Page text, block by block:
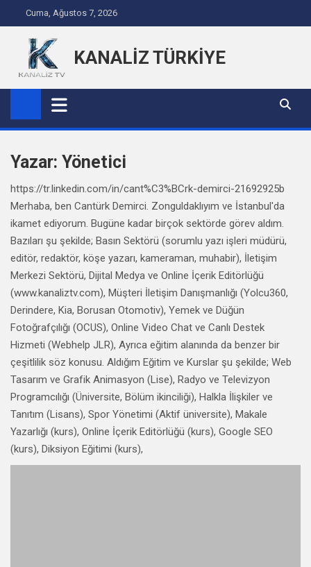
Skip to content
Cuma, Ağustos 7, 2026
KANALİZ TÜRKİYE
Yazar: Yönetici
https://tr.linkedin.com/in/cant%C3%BCrk-demirci-21692925b
Merhaba, ben Cantürk Demirci. Zonguldaklıyım ve İstanbul'da
ikamet ediyorum. Bugüne kadar birçok sektörde görev aldım.
Bazıları şu şekilde; Basın Sektörü (sorumlu yazı işleri müdürü,
editör, redaktör, köşe yazarı, kameraman, muhabir), İletişim
Merkezi Sektörü, Dijital Medya ve Online İçerik Editörlüğü
(www.kanaliztv.com), Müşteri İletişim Danışmanlığı (Yolcu360,
Derindere, Kia, Borusan Otomotiv), Yemek ve Düğün
Fotoğrafçılığı (OCUS), Online Video Chat ve Canlı Destek
Hizmeti (Webhelp JLR), Ayrıca eğitim alanında da benzer bir
çeşitlilik söz konusu. Aldığım Eğitim ve Kurslar şu şekilde; Web
Tasarım ve Grafik Animasyon (Lise), Radyo ve Televizyon
Programcılığı (Üniversite, Bölüm ikinciliği), Halkla İlişkiler ve
Tanıtım (Lisans), Spor Yönetimi (Aktif üniversite), Makale
Yazarlığı (kurs), Online İçerik Editörlüğü (kurs), Google SEO
(kurs), Diksiyon Eğitimi (kurs),